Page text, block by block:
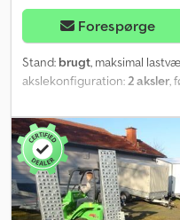
Forespørge
Stand: brugt, maksimal
akslekonfiguration:2 aksler,
,
350 mm, samlet bredde:
GW26000051 Lavlæssetrailer
30-18.2, med presenning og
(185 cm indvendig højde),
påløbsbremse, 100 km/t
og mellemsalg.